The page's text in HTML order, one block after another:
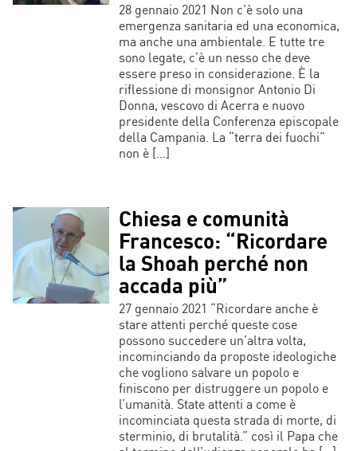
28 gennaio 2021 Non c’è solo una
emergenza sanitaria ed una economica,
ma anche una ambientale. E tutte tre
sono legate, c’è un nesso che deve
essere preso in considerazione. È la
riflessione di monsignor Antonio Di
Donna, vescovo di Acerra e nuovo
presidente della Conferenza episcopale
della Campania. La “terra dei fuochi”
non è […]
Chiesa e comunità
Francesco: “Ricordare
la Shoah perché non
accada più”
27 gennaio 2021 “Ricordare anche è
stare attenti perché queste cose
possono succedere un’altra volta,
incominciando da proposte ideologiche
che vogliono salvare un popolo e
finiscono per distruggere un popolo e
l’umanità. State attenti a come è
incominciata questa strada di morte, di
sterminio, di brutalità.” così il Papa che